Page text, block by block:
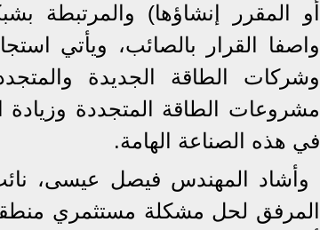
واصفا القرار بالصائب، ويأتي
وشركات الطاقة الجديدة
مشروعات الطاقة المتجددة
في هذه الصناعة الهامة.
وأشاد المهندس فيصل عيسى،